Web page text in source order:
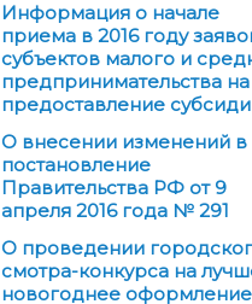
Информация о начале
приема в 2016 году
субъектов малого и
предпринимательства на
предоставление
О внесении изменений в
постановление
Правительства РФ от 9
апреля 2016 года № 291
О проведении
смотра-конкурса на
новогоднее оформление